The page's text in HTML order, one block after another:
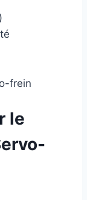
frein
le